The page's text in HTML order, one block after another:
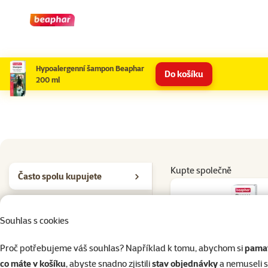
Souhlas s cookies
Proč potřebujeme váš souhlas? Například k tomu, abychom si
co máte v košíku, abyste snadno zjistilistav objednávkya nemuseli
Hypoalergenní šampon Beaphar
200 ml
Do košíku
Často spolu kupujete
Kupte společně